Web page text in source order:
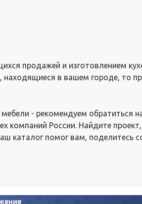
продажей и изготовлением
находящиеся в вашем городе, то
- рекомендуем обратиться
компаний России. Найдите
каталог помог вам, поделитесь